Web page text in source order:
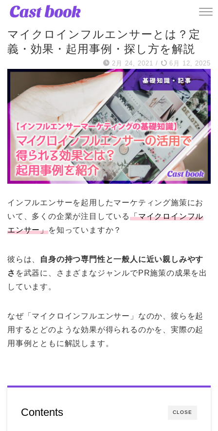
ハウツー・使い方
マイクロインフルエンサーとは？定
義・効果・起用事例・探し方を解説
2月 24, 2021 / 6月 12, 2025
インフルエンサーを起用したマーケティング施策にお
いて、多くの企業が注目している「マイクロインフル
エンサー」を知っていますか？
彼らは、
自身の持つ専門性と一般人に近い親しみやす
さ を武器に、さまざまなジャンルでPR施策の成果を出
しています。
なぜ「マイクロインフルエンサー」なのか、彼らを起
用するとどのような効果が得られるのかを、実際の起
用事例とともに解説します。
CLOSE
Contents